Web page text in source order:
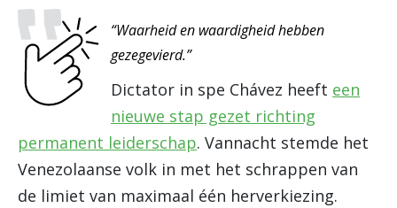
“Waarheid en waardigheid hebben
gezegevierd.”
Dictator in spe Chávez heeft een
nieuwe stap gezet richting
permanent leiderschap. Vannacht stemde het
Venezolaanse volk in met het schrappen van
de limiet van maximaal één herverkiezing.